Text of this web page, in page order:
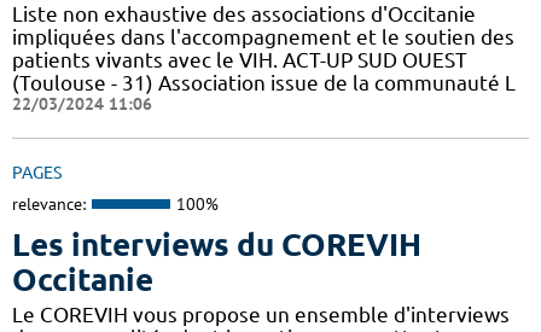
Liste non exhaustive des associations d'Occitanie
impliquées dans l'accompagnement et le soutien des
patients vivants avec le VIH. ACT-UP SUD OUEST
(Toulouse - 31) Association issue de la communauté L
22/03/2024 11:06
PAGES
relevance: 100%
Les interviews du COREVIH
Occitanie
Le COREVIH vous propose un ensemble d'interviews